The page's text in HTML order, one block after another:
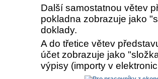
Další samostatnou větev
pokladna zobrazuje jako
doklady.
A do třetice větev
účet zobrazuje jako
výpisy (importy v